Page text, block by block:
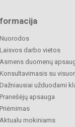
Nuorodos
Laisvos darbo vietos
Asmens duomenų
Konsultavimasis su
Dažniausiai užduodami
Pranešėjų apsauga
Priėmimas
Aktualu mokiniams